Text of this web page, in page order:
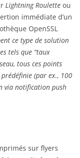
Lightning Roulette ou
immédiate d’un
OpenSSL
ce type de solution
tels que “taux
tous ces points
(par ex., 100
via notification push
sur flyers